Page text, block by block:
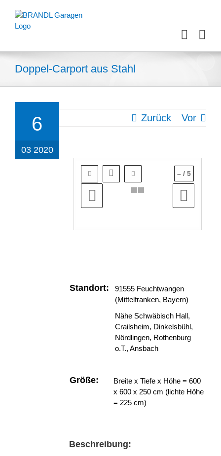
Inhalt
springen
Doppel-Carport aus Stahl
Zurück Vor
6
03 2020
– / 5
Standort:
91555 Feuchtwangen
(Mittelfranken, Bayern)
Nähe Schwäbisch Hall,
Crailsheim, Dinkelsbühl,
Nördlingen, Rothenburg
o.T., Ansbach
Größe:
Breite x Tiefe x Höhe = 600
x 600 x 250 cm (lichte Höhe
= 225 cm)
Beschreibung: